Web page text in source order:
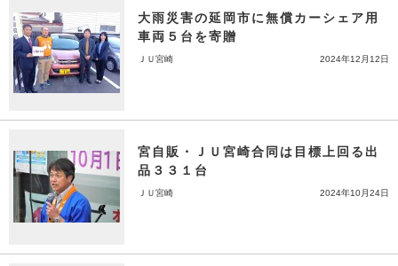
大雨災害の延岡市に無償カーシェア用
車両５台を寄贈
ＪＵ宮崎 2024年12月12日
宮自販・ＪＵ宮崎合同は目標上回る出
品３３１台
ＪＵ宮崎 2024年10月24日